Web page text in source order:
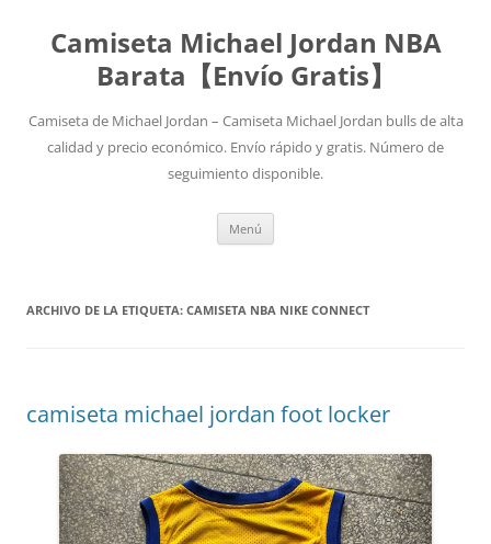
Camiseta Michael Jordan NBA
Barata【Envío Gratis】
Camiseta de Michael Jordan – Camiseta Michael Jordan bulls de alta
calidad y precio económico. Envío rápido y gratis. Número de
seguimiento disponible.
Menú
ARCHIVO DE LA ETIQUETA: CAMISETA NBA NIKE CONNECT
camiseta michael jordan foot locker